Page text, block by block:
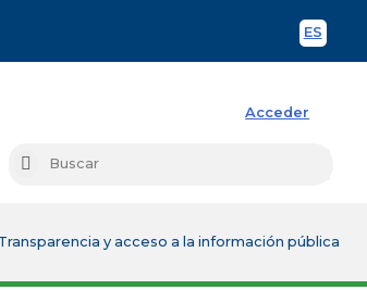
ES
Acceder
Buscar
Transparencia y acceso a la información pública